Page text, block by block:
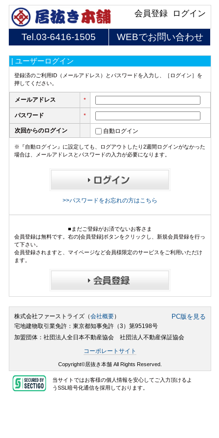
ログイン
会員登録
Tel.03-6416-1505 WEBでお問い合わせ
| ユーザーログイン
登録済のご利用ID（メールアドレス）とパスワードを入力し、［ログイン］を
押してください。
メールアドレス *
パスワード *
次回からのログイン 自動ログイン
※『自動ログイン』に設定しても、ログアウトしたり2週間ログインがなかった
場合は、メールアドレスとパスワードの入力が必要になります。
>>パスワードをお忘れの方はこちら
■まだご登録がお済でないお客さま
会員登録は無料です。右の[会員登録]ボタンをクリックし、新規会員登録を行っ
て下さい。
会員登録されますと、マイページなど会員様限定のサービスをご利用いただけ
ます。
株式会社ファーストライズ（会社概要） PC版を見る
宅地建物取引業免許：東京都知事免許（3）第95198号
加盟団体：社団法人全日本不動産協会 社団法人不動産保証協会
コーポレートサイト
Copyright©居抜き本舗 All Rights Reserved.
当サイトではお客様の個人情報を安心してご入力頂けるよ
うSSL暗号化通信を採用しております。